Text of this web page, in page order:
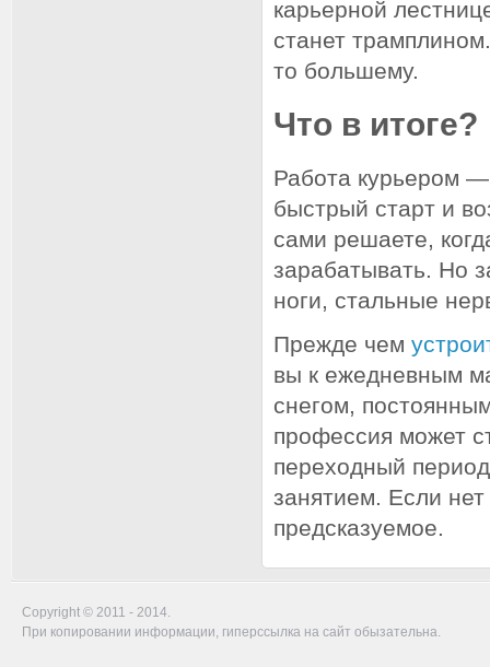
карьерной
станет
то большему.
Что в итоге?
Работа курьером
быстрый старт и
сами решаете,
зарабатывать. Но
ноги, стальные
Прежде чем
вы к ежедневным
снегом,
профессия может
переходный
занятием. Если
предсказуемое.
Copyright © 2011 - 2014.
При копировании информации, гиперссылка на сайт обызательна.